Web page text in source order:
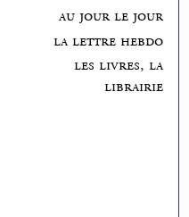
au jour le jour
la lettre hebdo
les livres, la
librairie